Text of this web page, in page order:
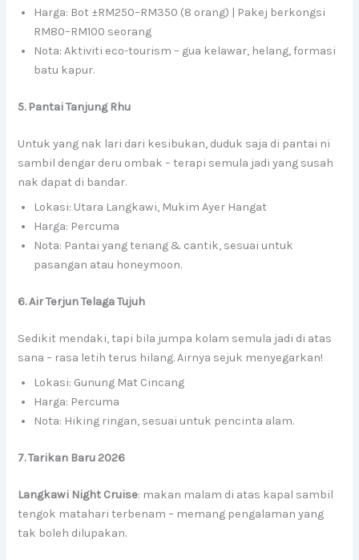
Harga: Bot ±RM250–RM350 (8 orang) | Pakej berkongsi
RM80–RM100 seorang
Nota: Aktiviti eco-tourism – gua kelawar, helang, formasi
batu kapur.
5. Pantai Tanjung Rhu
Untuk yang nak lari dari kesibukan, duduk saja di pantai ni
sambil dengar deru ombak – terapi semula jadi yang susah
nak dapat di bandar.
Lokasi: Utara Langkawi, Mukim Ayer Hangat
Harga: Percuma
Nota: Pantai yang tenang & cantik, sesuai untuk
pasangan atau honeymoon.
6. Air Terjun Telaga Tujuh
Sedikit mendaki, tapi bila jumpa kolam semula jadi di atas
sana – rasa letih terus hilang. Airnya sejuk menyegarkan!
Lokasi: Gunung Mat Cincang
Harga: Percuma
Nota: Hiking ringan, sesuai untuk pencinta alam.
7. Tarikan Baru 2026
Langkawi Night Cruise: makan malam di atas kapal sambil
tengok matahari terbenam – memang pengalaman yang
tak boleh dilupakan.